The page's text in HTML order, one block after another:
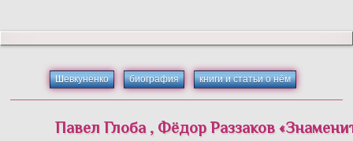
Шевкуненко биография книги и статьи о нём
Павел Глоба , Фёдор Раззаков«